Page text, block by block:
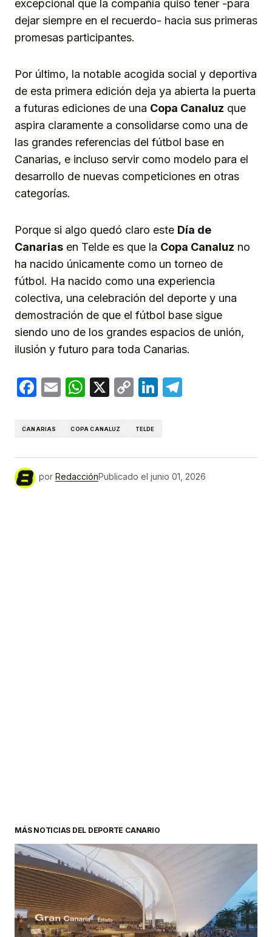
excepcional que la compañía quiso tener -para
dejar siempre en el recuerdo- hacia sus primeras
promesas participantes.
Por último, la notable acogida social y deportiva
de esta primera edición deja ya abierta la puerta
a futuras ediciones de una Copa Canaluz que
aspira claramente a consolidarse como una de
las grandes referencias del fútbol base en
Canarias, e incluso servir como modelo para el
desarrollo de nuevas competiciones en otras
categorías.
Porque si algo quedó claro este Día de
Canarias en Telde es que la Copa Canaluz no
ha nacido únicamente como un torneo de
fútbol. Ha nacido como una experiencia
colectiva, una celebración del deporte y una
demostración de que el fútbol base sigue
siendo uno de los grandes espacios de unión,
ilusión y futuro para toda Canarias.
Facebook
EmailWhatsApp
X
CopyLinkedIn
CANARIAS COPA CANALUZ TELDE
por RedacciónPublicado el junio 01, 2026
MÁS NOTICIAS DEL DEPORTE CANARIO